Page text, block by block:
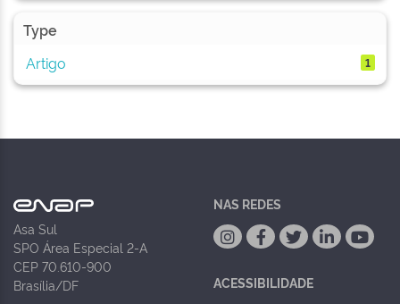
Type
Artigo
1
Asa Sul
SPO Área Especial 2-A
CEP 70.610-900
Brasília/DF
NAS REDES
ACESSIBILIDADE